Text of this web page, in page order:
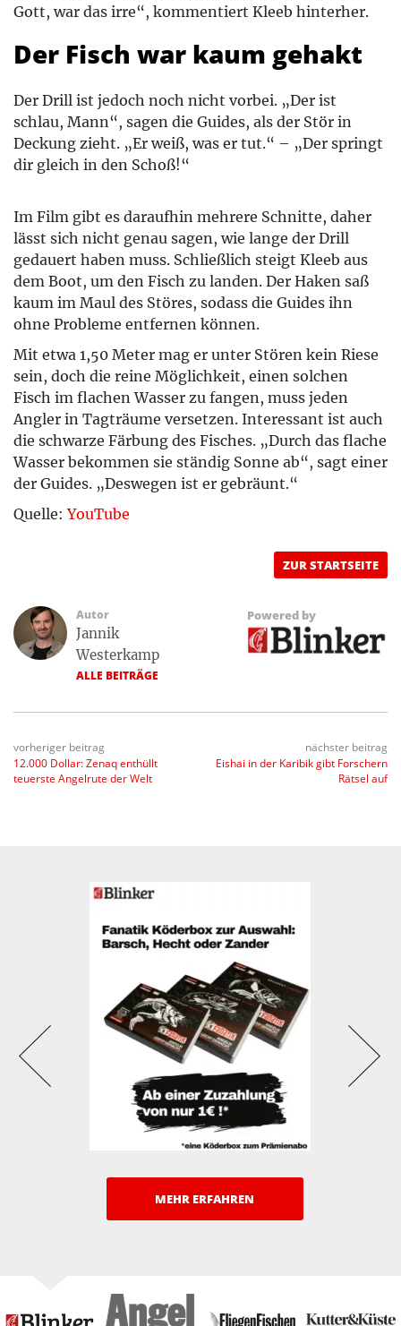
Gott, war das irre“, kommentiert Kleeb hinterher.
Der Fisch war kaum gehakt
Der Drill ist jedoch noch nicht vorbei. „Der ist
schlau, Mann“, sagen die Guides, als der Stör in
Deckung zieht. „Er weiß, was er tut.“ – „Der springt
dir gleich in den Schoß!“
Im Film gibt es daraufhin mehrere Schnitte, daher
lässt sich nicht genau sagen, wie lange der Drill
gedauert haben muss. Schließlich steigt Kleeb aus
dem Boot, um den Fisch zu landen. Der Haken saß
kaum im Maul des Störes, sodass die Guides ihn
ohne Probleme entfernen können.
Mit etwa 1,50 Meter mag er unter Stören kein Riese
sein, doch die reine Möglichkeit, einen solchen
Fisch im flachen Wasser zu fangen, muss jeden
Angler in Tagträume versetzen. Interessant ist auch
die schwarze Färbung des Fisches. „Durch das flache
Wasser bekommen sie ständig Sonne ab“, sagt einer
der Guides. „Deswegen ist er gebräunt.“
Quelle:YouTube
ZUR STARTSEITE
Autor
Jannik
Westerkamp
ALLE BEITRÄGE
Powered by
vorheriger beitrag
12.000 Dollar: Zenaq enthüllt
teuerste Angelrute der Welt
nächster beitrag
Eishai in der Karibik gibt Forschern
Rätsel auf
MEHR ERFAHREN